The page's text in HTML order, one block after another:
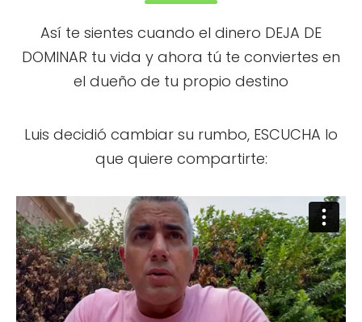
Así te sientes cuando el dinero DEJA DE
DOMINAR tu vida y ahora tú te conviertes en
el dueño de tu propio destino
Luis decidió cambiar su rumbo, ESCUCHA lo
que quiere compartirte: